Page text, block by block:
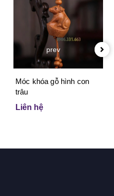
Móc khóa gỗ hình con
trâu
Liên hệ
prev